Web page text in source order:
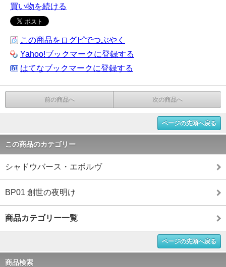
買い物を続ける
この商品をログピでつぶやく
Yahoo!ブックマークに登録する
はてなブックマークに登録する
前の商品へ 次の商品へ
ページの先頭へ戻る
この商品のカテゴリー
シャドウバース・エボルヴ
BP01 創世の夜明け
商品カテゴリー一覧
ページの先頭へ戻る
商品検索